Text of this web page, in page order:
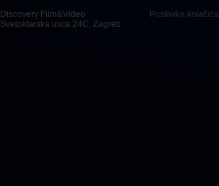
Discovery Film&Video
Svetoklarska ulica 24C, Zagreb
Postavke kolačića